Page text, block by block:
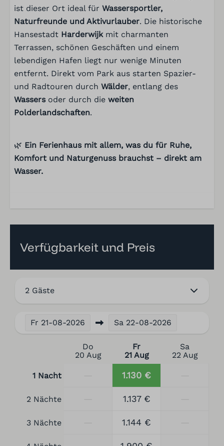
ist dieser Ort ideal für Wassersportler,
Naturfreunde und Aktivurlauber. Die historische
Hansestadt Harderwijkmit charmanten
Terrassen, schönen Geschäften und einem
lebendigen Hafen liegt nur wenige Minuten
entfernt. Direkt vom Park aus starten Spazier-
und Radtouren durch Wälder, entlang des
Wassersoder durch die weiten
Polderlandschaften.
🌿 Ein Ferienhaus mit allem, was du für Ruhe,
Komfort und Naturgenuss brauchst – direkt am
Wasser.
Verfügbarkeit und Preis
2 Gäste
Fr 21-08-2026 Sa 22-08-2026
Do
20 Aug
Fr
21 Aug
Sa
22 Aug
1 Nacht 1.130 €
2 Nächte 1.137 €
3 Nächte 1.144 €